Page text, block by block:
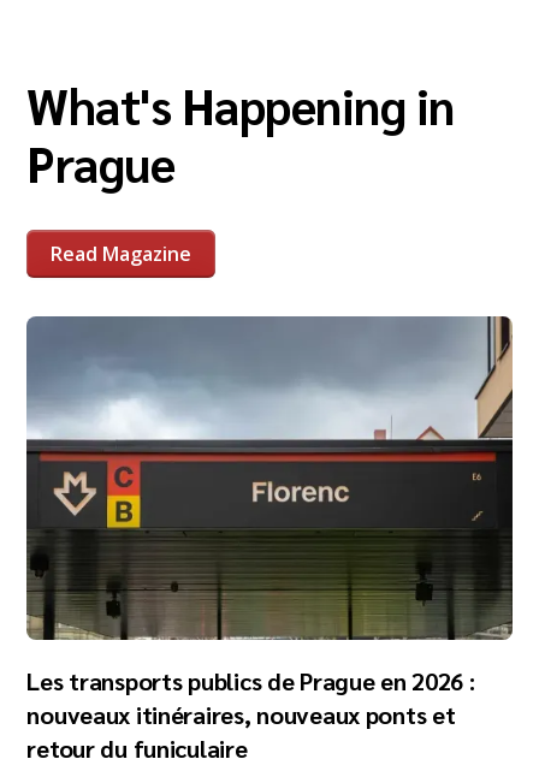
What's Happening in
Prague
Read Magazine
Les transports publics de Prague en 2026 :
nouveaux itinéraires, nouveaux ponts et
retour du funiculaire